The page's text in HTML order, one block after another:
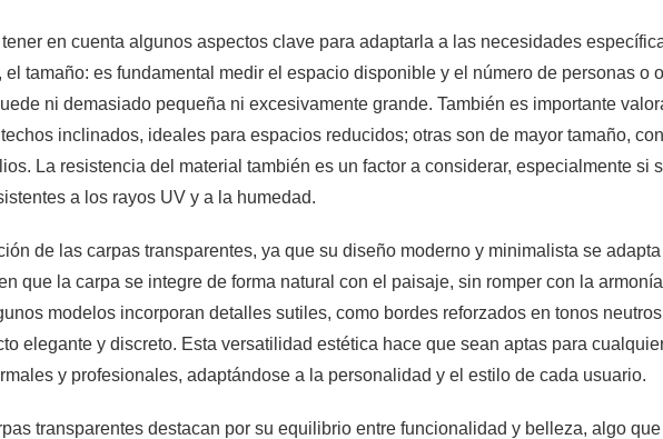
en cuenta algunos aspectos clave para adaptarla a las necesidades
tamaño: es fundamental medir el espacio disponible y el número de personas o
ni demasiado pequeña ni excesivamente grande. También es importante
inclinados, ideales para espacios reducidos; otras son de mayor tamaño,
La resistencia del material también es un factor a considerar, especialmente si
a los rayos UV y a la humedad.
de las carpas transparentes, ya que su diseño moderno y minimalista se
que la carpa se integre de forma natural con el paisaje, sin romper con la
modelos incorporan detalles sutiles, como bordes reforzados en tonos
elegante y discreto. Esta versatilidad estética hace que sean aptas para
y profesionales, adaptándose a la personalidad y el estilo de cada usuario.
transparentes destacan por su equilibrio entre funcionalidad y belleza, algo